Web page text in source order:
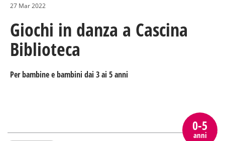
27 Mar 2022
Giochi in danza a Cascina
Biblioteca
Per bambine e bambini dai 3 ai 5 anni
0-5
anni